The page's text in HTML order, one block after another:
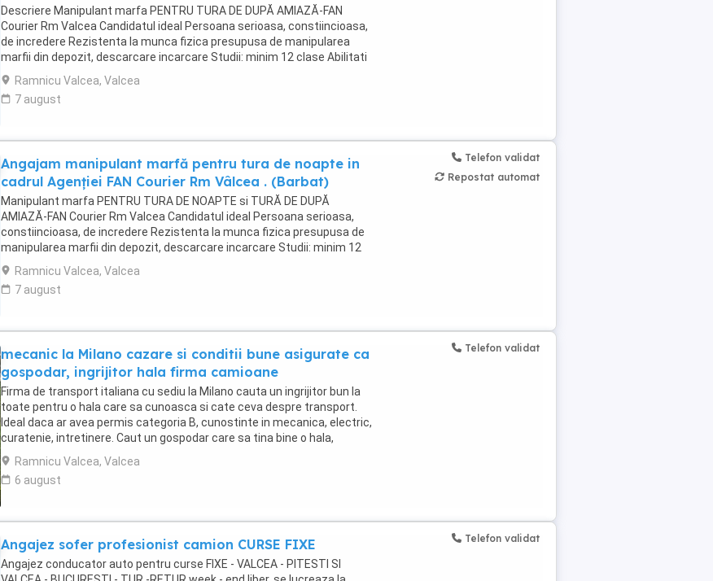
Descriere Manipulant marfa PENTRU TURA DE DUPĂ AMIAZĂ-FAN
Courier Rm Valcea Candidatul ideal Persoana serioasa, constiincioasa,
de incredere Rezistenta la munca fizica presupusa de manipularea
marfii din depozit, descarcare incarcare Studii: minim 12 clase Abilitati
de comunicare orala si scrisa, ...
Ramnicu Valcea, Valcea
7 august
Angajam manipulant marfă pentru tura de noapte in
cadrul Agenției FAN Courier Rm Vâlcea . (Barbat)
Manipulant marfa PENTRU TURA DE NOAPTE si TURĂ DE DUPĂ
AMIAZĂ-FAN Courier Rm Valcea Candidatul ideal Persoana serioasa,
constiincioasa, de incredere Rezistenta la munca fizica presupusa de
manipularea marfii din depozit, descarcare incarcare Studii: minim 12
clase Abilitati de comunicare orala si ...
Ramnicu Valcea, Valcea
7 august
Telefon validat
Repostat automat
mecanic la Milano cazare si conditii bune asigurate ca
gospodar, ingrijitor hala firma camioane
Firma de transport italiana cu sediu la Milano cauta un ingrijitor bun la
toate pentru o hala care sa cunoasca si cate ceva despre transport.
Ideal daca ar avea permis categoria B, cunostinte in mecanica, electric,
curatenie, intretinere. Caut un gospodar care sa tina bine o hala,
responsabil, fara vicii, ...
Ramnicu Valcea, Valcea
6 august
Telefon validat
Angajez sofer profesionist camion CURSE FIXE
Angajez conducator auto pentru curse FIXE - VALCEA - PITESTI SI
Telefon validat